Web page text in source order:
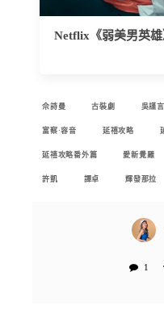
Netflix《弱美男英
佘詩曼 古裝劇 吳謹言
富察·容音 延禧攻略
延禧攻略番外篇 愛新覺羅
許凱 譚卓 輝發那拉
1